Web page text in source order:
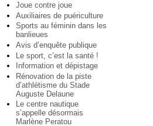
Joue contre joue
Auxiliaires de puériculture
Sports au féminin dans les
banlieues
Avis d’enquête publique
Le sport, c’est la santé !
Information et dépistage
Rénovation de la piste
d’athlétisme du Stade
Auguste Delaune
Le centre nautique
s’appelle désormais
Marlène Peratou